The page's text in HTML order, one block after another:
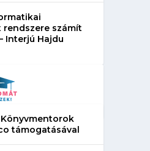
rendszere számít
Interjú Hajdu
támogatásával